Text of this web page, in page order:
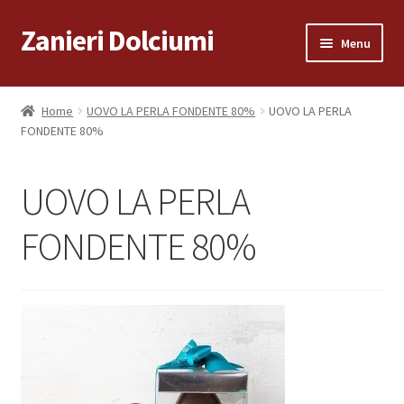
Vai
alla
Vai
al
Zanieri Dolciumi Menu
Home
Carrello
Condizioni di vendita
Home UOVO LA PERLA FONDENTE 80%
UOVO LA PERLA
FONDENTE 80%
UOVO LA PERLA
FONDENTE 80%